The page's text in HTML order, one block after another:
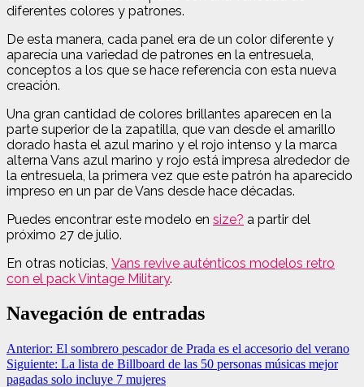
diferentes colores y patrones.
De esta manera, cada panel era de un color diferente y
aparecía una variedad de patrones en la entresuela,
conceptos a los que se hace referencia con esta nueva
creación.
Una gran cantidad de colores brillantes aparecen en la
parte superior de la zapatilla, que van desde el amarillo
dorado hasta el azul marino y el rojo intenso y la marca
alterna Vans azul marino y rojo está impresa alrededor de
la entresuela, la primera vez que este patrón ha aparecido
impreso en un par de Vans desde hace décadas.
Puedes encontrar este modelo en size? a partir del
próximo 27 de julio.
En otras noticias, Vans revive auténticos modelos retro
con el pack Vintage Military.
Navegación de entradas
Anterior: El sombrero pescador de Prada es el accesorio del verano
Siguiente: La lista de Billboard de las 50 personas músicas mejor
pagadas solo incluye 7 mujeres